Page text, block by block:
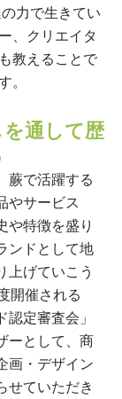
力で生きてい
、クリエイタ
教えることで
。
を通して歴
蕨で活躍する
やサービス
や特徴を盛り
ンドとして地
上げていこう
開催される
認定審査会」
ーとして、商
画・デザイン
せていただき